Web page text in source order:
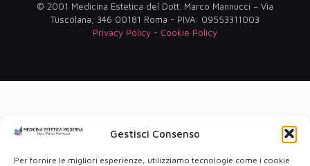
Gestisci Consenso
Per fornire le migliori esperienze, utilizziamo tecnologie come i cookie
© 2001 Medicina Estetica del Dott. Marco Mannucci – Via
Tuscolana, 346 00181 Roma - PIVA: 09553311003
Privacy Policy - Cookie Policy